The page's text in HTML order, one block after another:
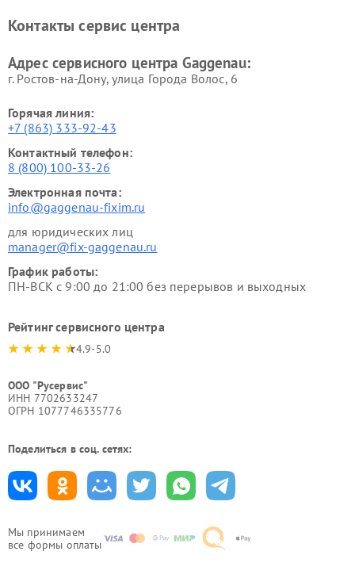
Мы принимаем
все формы оплаты
Контакты сервис центра
Адрес сервисного центра Gaggenau:
г. Ростов-на-Дону, улица Города Волос, 6
Горячая линия:
+7 (863) 333-92-43
Контактный телефон:
8 (800) 100-33-26
Электронная почта:
info@gaggenau-fixim.ru
для юридических лиц
manager@fix-gaggenau.ru
График работы:
ПН-ВСК с 9:00 до 21:00 без перерывов и выходных
Рейтинг сервисного центра
4.9-5.0
ООО "Русервис"
ИНН 7702633247
ОГРН 1077746335776
Поделиться в соц. сетях: